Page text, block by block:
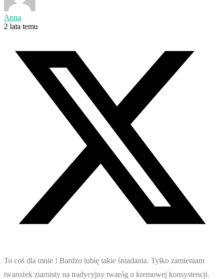
Anna
2 lata temu
To coś dla mnie ! Bardzo lubię takie śniadania. Tylko zamieniam
twarożek ziarnisty na tradycyjny twaróg o kremowej konsystencji.